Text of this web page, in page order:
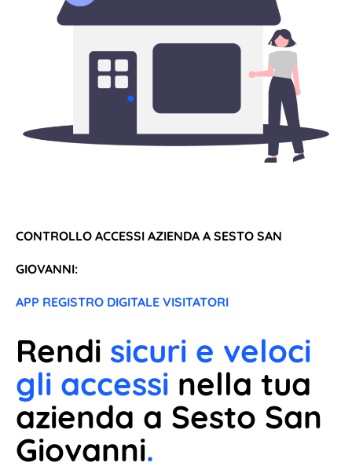
CONTROLLO ACCESSI AZIENDA A SESTO SAN
GIOVANNI:
APP REGISTRO DIGITALE VISITATORI
Rendi sicuri e veloci
gli accessi nella tua
azienda a Sesto San
Giovanni.